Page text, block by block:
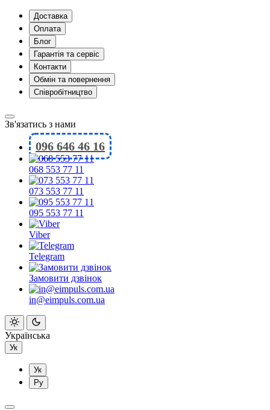
Доставка
Оплата
Блог
Гарантія та сервіс
Контакти
Обмін та повернення
Співробітництво
Зв'язатись з нами
096 646 46 16
068 553 77 11
073 553 77 11
095 553 77 11
Viber
Telegram
Замовити дзвінок
in@eimpuls.com.ua
Українська
Ук
Ук
Ру